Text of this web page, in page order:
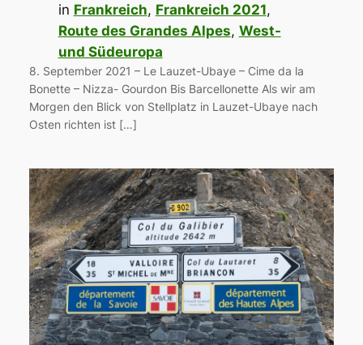
in Frankreich, Frankreich 2021
Route des Grandes Alpes, West-
und Südeuropa
8. September 2021 – Le Lauzet-Ubaye – Cime da la
Bonette – Nizza- Gourdon Bis Barcellonette Als wir am
Morgen den Blick von Stellplatz in Lauzet-Ubaye nach
Osten richten ist […]